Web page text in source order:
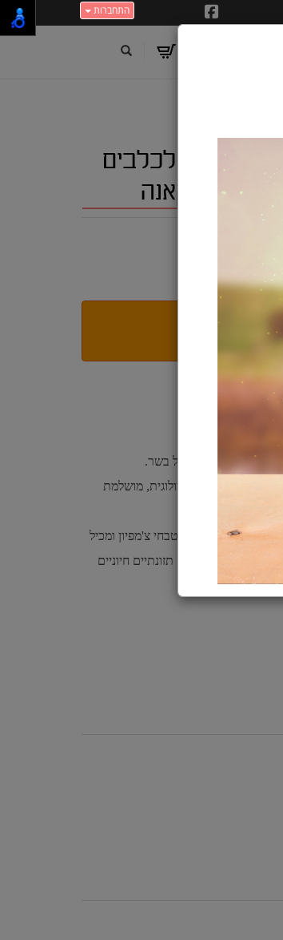
התחברות
סינגל מזון יבש לכלבים
חופש כמקור יחיד של בשר.
ומותאמת ביולוגית, מושלמת
ובכל שלבי החיים.
המסופק טרי למטבחי צ'מפיון ומכיל
כך שמספק רכיבים תזונתיים חיוניים
סינתטיים.